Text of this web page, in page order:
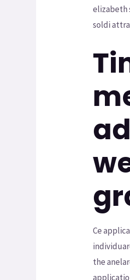
elizabeth
soldi
Ce
the